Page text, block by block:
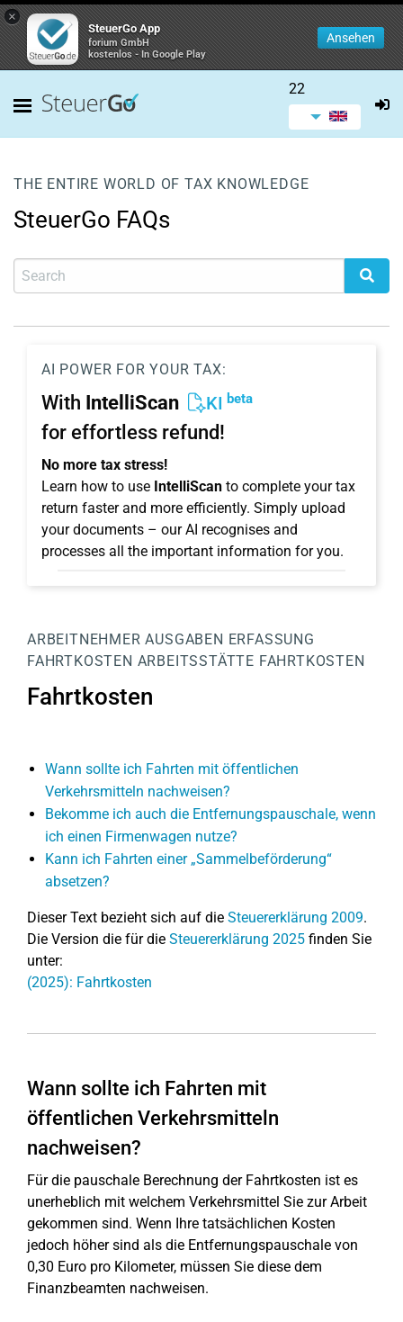
×
SteuerGo App
forium GmbH
kostenlos - In Google Play
Ansehen
22
THE ENTIRE WORLD OF TAX KNOWLEDGE
SteuerGo FAQs
AI POWER FOR YOUR TAX:
With IntelliScan KI beta
for effortless refund!
No more tax stress!
Learn how to use IntelliScan to complete your tax
return faster and more efficiently. Simply upload
your documents – our AI recognises and
processes all the important information for you.
ARBEITNEHMER AUSGABEN ERFASSUNG
FAHRTKOSTEN ARBEITSSTÄTTE FAHRTKOSTEN
Fahrtkosten
Wann sollte ich Fahrten mit öffentlichen
Verkehrsmitteln nachweisen?
Bekomme ich auch die Entfernungspauschale, wenn
ich einen Firmenwagen nutze?
Kann ich Fahrten einer „Sammelbeförderung“
absetzen?
Dieser Text bezieht sich auf die Steuererklärung 2009.
Die Version die für die Steuererklärung 2025 finden Sie
unter:
(2025): Fahrtkosten
Wann sollte ich Fahrten mit
öffentlichen Verkehrsmitteln
nachweisen?
Für die pauschale Berechnung der Fahrtkosten ist es
unerheblich mit welchem Verkehrsmittel Sie zur Arbeit
gekommen sind. Wenn Ihre tatsächlichen Kosten
jedoch höher sind als die Entfernungspauschale von
0,30 Euro pro Kilometer, müssen Sie diese dem
Finanzbeamten nachweisen.